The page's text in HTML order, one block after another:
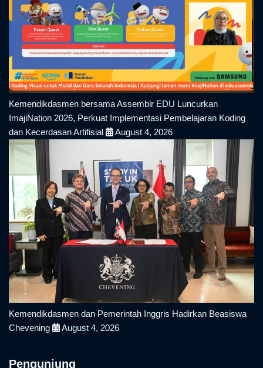
Kemendikdasmen bersama Assemblr EDU Luncurkan
ImajiNation 2026, Perkuat Implementasi Pembelajaran Koding
dan Kecerdasan Artifisial
August 4, 2026
Kemendikdasmen dan Pemerintah Inggris Hadirkan Beasiswa
Chevening
August 4, 2026
Pengunjung